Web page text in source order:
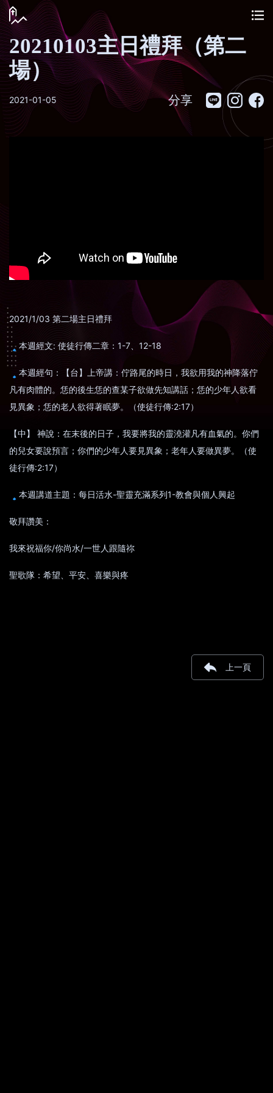
20210103主日禮拜（第二
場）
2021-01-05 分享
2021/1/03 第二場主日禮拜
本週經文: 使徒行傳二章：1-7、12-18
本週經句：【台】上帝講：佇路尾的時日，我欲用我的神降落佇
凡有肉體的。恁的後生恁的查某子欲做先知講話；恁的少年人欲看
見異象；恁的老人欲得著眠夢。（使徒行傳:2:17）
【中】 神說：在末後的日子，我要將我的靈澆灌凡有血氣的。你們
的兒女要說預言；你們的少年人要見異象；老年人要做異夢。（使
徒行傳:2:17）
本週講道主題：每日活水-聖靈充滿系列1-教會與個人興起
敬拜讚美：
我來祝福你/你尚水/一世人跟隨祢
聖歌隊：希望、平安、喜樂與疼
上一頁